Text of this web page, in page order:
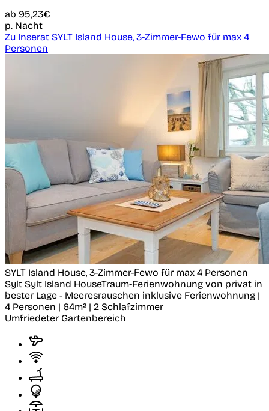
ab 95,23€
p. Nacht
Zu Inserat SYLT Island House, 3-Zimmer-Fewo für max 4
Personen
SYLT Island House, 3-Zimmer-Fewo für max 4 Personen
Sylt Sylt Island HouseTraum-Ferienwohnung von privat in
bester Lage - Meeresrauschen inklusive Ferienwohnung |
4 Personen | 64m² | 2 Schlafzimmer
Umfriedeter Gartenbereich